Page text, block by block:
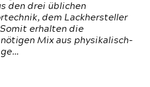
den drei üblichen
dem Lackhersteller
erhalten die
Mix aus physikalisch-